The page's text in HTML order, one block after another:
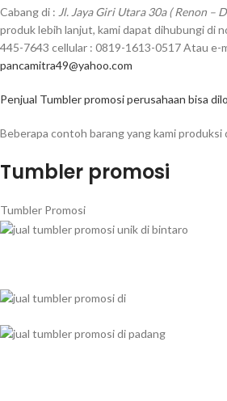
Cabang di : Jl. Jaya Giri Utara 30a ( Renon –
produk lebih lanjut, kami dapat dihubungi di
445-7643 cellular : 0819-1613-0517 Atau e-
pancamitra49@yahoo.com
Penjual Tumbler promosi perusahaan bisa
Beberapa contoh barang yang kami produksi
Tumbler promosi
Tumbler Promosi